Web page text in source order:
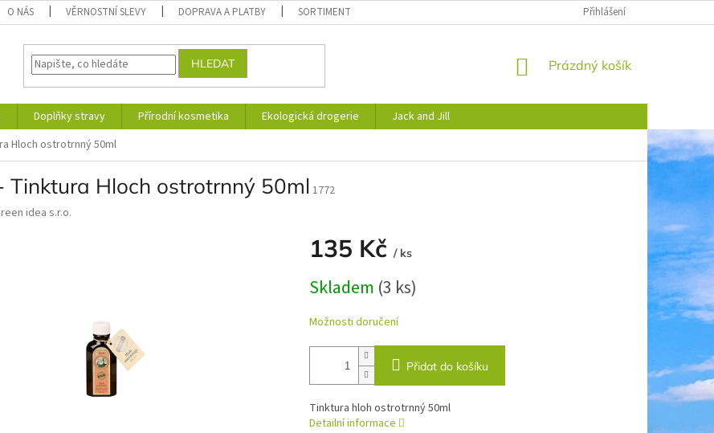
O NÁS VĚRNOSTNÍ SLEVY DOPRAVA A PLATBY SORTIMENT OBCHODNÍ PODMÍNKY PODMÍNKY
Přihlášení
HLEDAT
NÁKUPNÍ
Prázdný košík
Doplňky stravy Přírodní kosmetika Ekologická drogerie
Jack and Jill
Hloch ostrotrnný 50ml
Tinktura Hloch ostrotrnný 50ml 1772
idea s.r.o.
135 Kč / ks
cena:
Skladem (3 ks)
Možnosti doručení
Přidat do košíku
Tinktura hloh ostrotrnný 50ml
Detailní informace